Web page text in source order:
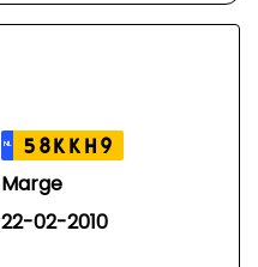
NL 58KKH9
Marge
22-02-2010